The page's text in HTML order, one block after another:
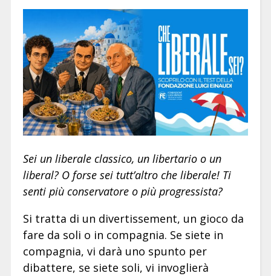
Sei un liberale classico, un libertario o un
liberal? O forse sei tutt’altro che liberale! Ti
senti più conservatore o più progressista?
Si tratta di un divertissement, un gioco da
fare da soli o in compagnia. Se siete in
compagnia, vi darà uno spunto per
dibattere, se siete soli, vi invoglierà